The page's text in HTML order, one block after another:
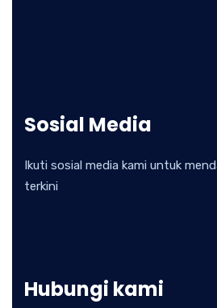
Sosial Media
Ikuti sosial media kami untuk
terkini
Hubungi kami